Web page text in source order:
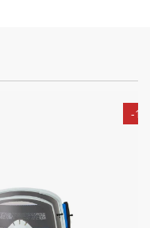
-